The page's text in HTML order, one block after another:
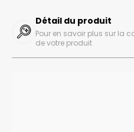
Détail du produit
Pour en savoir plus sur la
de votre produit